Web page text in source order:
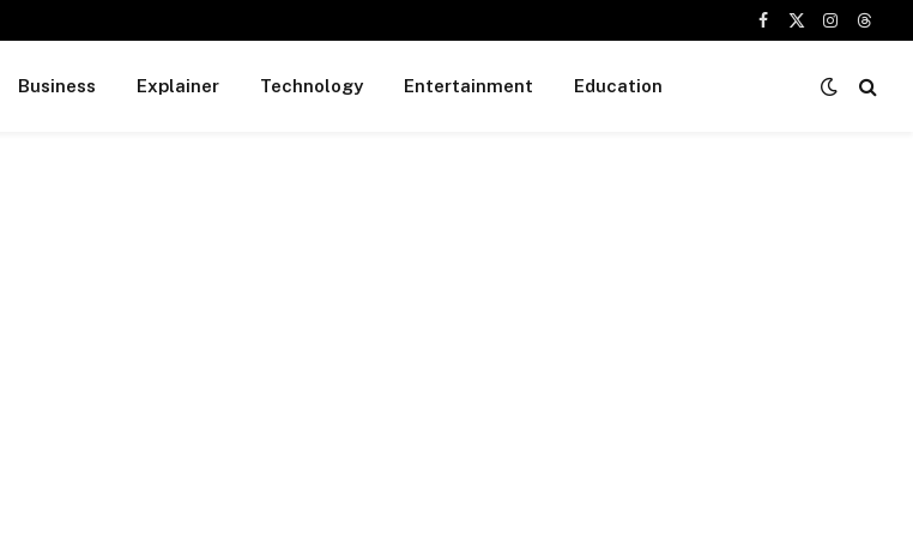
Facebook
X
Instagram
Business Explainer Technology Entertainment Education